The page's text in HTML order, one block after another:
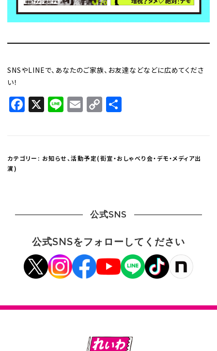
SNSやLINEで、あなたのご家族、お友達などなどに広めてくださ
い！
Facebook
X LineEmail
Copy
Link
カテゴリー: お知らせ、活動予定(街宣・おしゃべり会・デモ・メディア出
演)
公式SNS
公式SNSをフォローしてください